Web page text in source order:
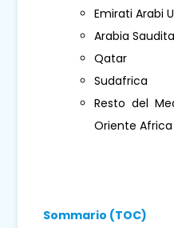
Emirati Arabi
Arabia Saudita
Qatar
Sudafrica
Resto del
Oriente Africa
Sommario (TOC)